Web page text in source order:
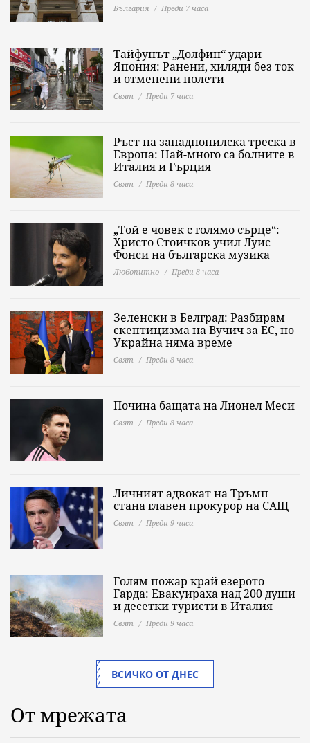
България Преди 7 часа
Тайфунът „Долфин“ удари
Япония: Ранени, хиляди без ток
и отменени полети
Свят Преди 7 часа
Ръст на западнонилска треска в
Европа: Най-много са болните в
Италия и Гърция
Свят Преди 8 часа
„Той е човек с голямо сърце“:
Христо Стоичков учил Луис
Фонси на българска музика
Любопитно Преди 8 часа
Зеленски в Белград: Разбирам
скептицизма на Вучич за ЕС, но
Украйна няма време
Свят Преди 8 часа
Почина бащата на Лионел Меси
Свят Преди 8 часа
Личният адвокат на Тръмп
стана главен прокурор на САЩ
Свят Преди 9 часа
Голям пожар край езерото
Гарда: Евакуираха над 200 души
и десетки туристи в Италия
Свят Преди 9 часа
ВСИЧКО ОТ ДНЕС
От мрежата